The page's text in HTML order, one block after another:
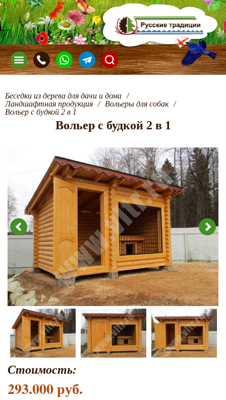
Беседки из дерева для дачи и дома /
Ландшафтная продукция / Вольеры для собак /
Вольер с будкой 2 в 1
Вольер с будкой 2 в 1
Стоимость:
293.000 руб.